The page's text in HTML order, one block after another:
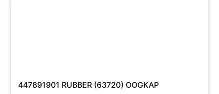
447891901 RUBBER (63720) OOGKAP